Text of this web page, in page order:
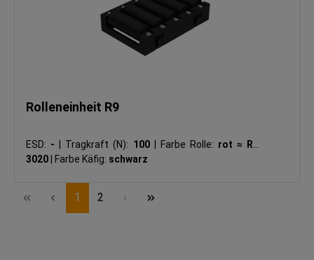
Rolleneinheit R9
ESD: - Tragkraft (N): 100 Farbe Rolle: rot ≈ RAL
3020
Farbe Käfig: schwarz
Seite
1 Seite
2